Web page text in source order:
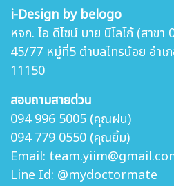
i-Design by belogo
หจก. ไอ ดีไซน์ บาย บีโลโก้ (สาขา
45/77 หมู่ที่5 ตำบลไทรน้อย อำ
11150
สอบถามสายด่วน
094 996 5005 (คุณฝน)
094 779 0550 (คุณยิ้ม)
Email:
Line Id: @mydoctormate